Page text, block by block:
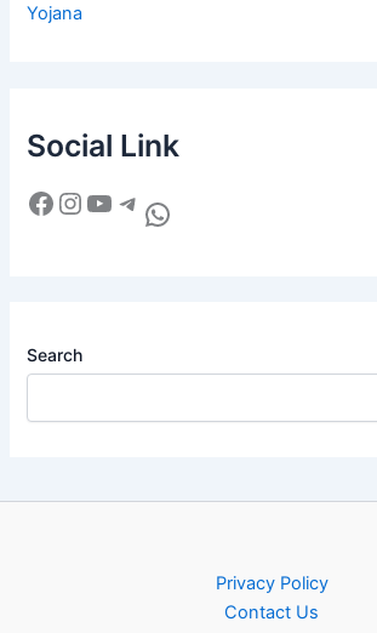
Yojana
Social Link
Search
Privacy Policy
Contact Us